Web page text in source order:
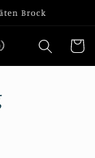
Brock